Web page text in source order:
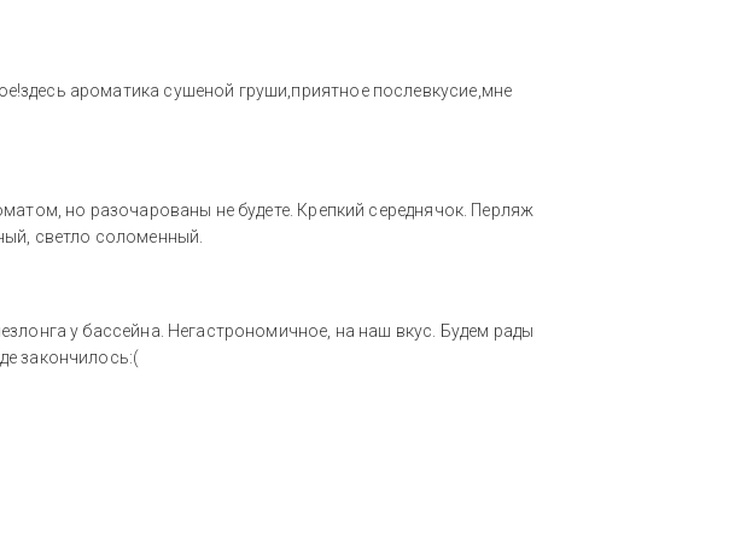
ароматика сушеной груши,приятное послевкусие,мне
но разочарованы не будете. Крепкий середнячок. Перляж
светло соломенный.
у бассейна. Негастрономичное, на наш вкус. Будем рады
закончилось:(